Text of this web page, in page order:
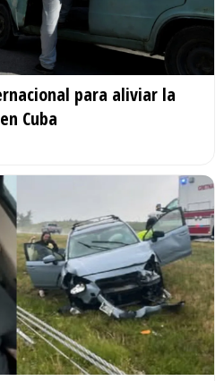
para aliviar la
Cuba